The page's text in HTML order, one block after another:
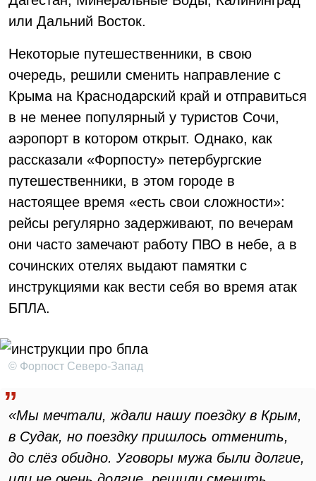
или Дальний Восток.
Некоторые путешественники, в свою
очередь, решили сменить направление с
Крыма на Краснодарский край и отправиться
в не менее популярный у туристов Сочи,
аэропорт в котором открыт. Однако, как
рассказали «Форпосту» петербургские
путешественники, в этом городе в
настоящее время «есть свои сложности»:
рейсы регулярно задерживают, по вечерам
они часто замечают работу ПВО в небе, а в
сочинских отелях выдают памятки с
инструкциями как вести себя во время атак
БПЛА.
© Форпост Северо-Запад
«Мы мечтали, ждали нашу поездку в Крым,
в Судак, но поездку пришлось отменить,
до слёз обидно. Уговоры мужа были долгие,